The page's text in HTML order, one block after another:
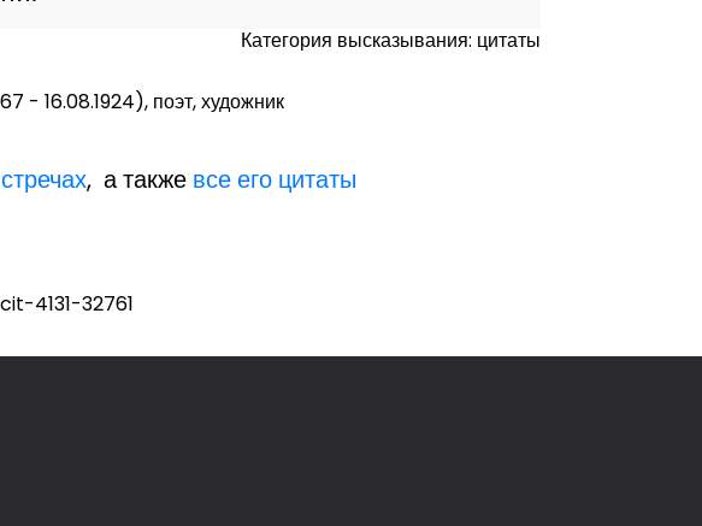
Категория высказывания: цитаты
- 16.08.1924), поэт, художник
, а также все его цитаты
4131-32761